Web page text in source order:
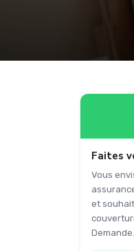
Faites
Vous
et
Demande...